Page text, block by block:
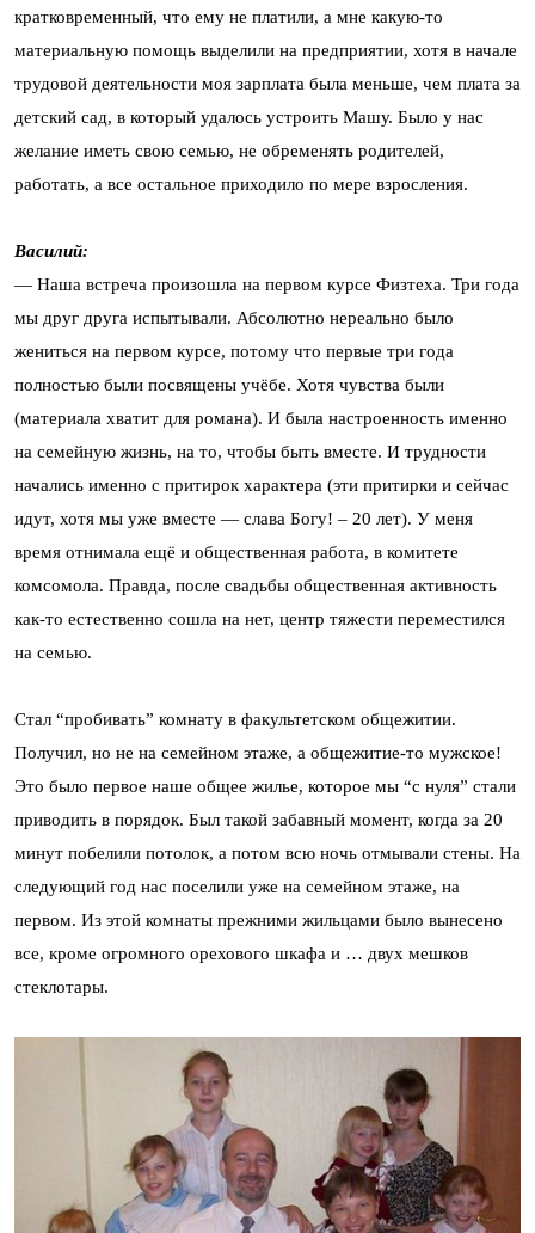
кратковременный, что ему не платили, а мне какую-то
материальную помощь выделили на предприятии, хотя в начале
трудовой деятельности моя зарплата была меньше, чем плата за
детский сад, в который удалось устроить Машу. Было у нас
желание иметь свою семью, не обременять родителей,
работать, а все остальное приходило по мере взросления.
Василий:
— Наша встреча произошла на первом курсе Физтеха. Три года
мы друг друга испытывали. Абсолютно нереально было
жениться на первом курсе, потому что первые три года
полностью были посвящены учёбе. Хотя чувства были
(материала хватит для романа). И была настроенность именно
на семейную жизнь, на то, чтобы быть вместе. И трудности
начались именно с притирок характера (эти притирки и сейчас
идут, хотя мы уже вместе — слава Богу! – 20 лет). У меня
время отнимала ещё и общественная работа, в комитете
комсомола. Правда, после свадьбы общественная активность
как-то естественно сошла на нет, центр тяжести переместился
на семью.
Стал “пробивать” комнату в факультетском общежитии.
Получил, но не на семейном этаже, а общежитие-то мужское!
Это было первое наше общее жилье, которое мы “с нуля” стали
приводить в порядок. Был такой забавный момент, когда за 20
минут побелили потолок, а потом всю ночь отмывали стены. На
следующий год нас поселили уже на семейном этаже, на
первом. Из этой комнаты прежними жильцами было вынесено
все, кроме огромного орехового шкафа и … двух мешков
стеклотары.